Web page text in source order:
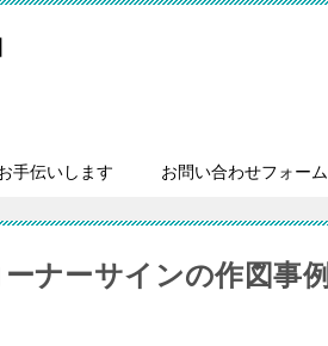
手伝いします お問い合わせフォーム
ナーサインの作図事例